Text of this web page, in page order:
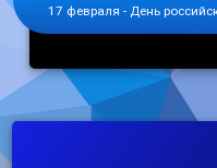
17 февраля - День